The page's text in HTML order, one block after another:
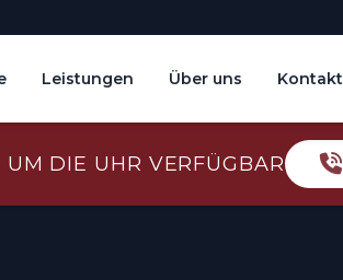
Leistungen Über uns Kontakt
DIE UHR VERFÜGBAR